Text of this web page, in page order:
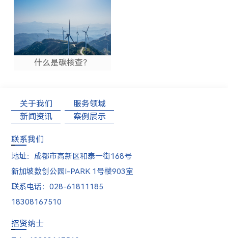
什么是碳核查？
关于我们
服务领域
新闻资讯
案例展示
联系我们
地址：成都市高新区和泰一街168号
新加坡数创公园I-PARK 1号楼903室
联系电话：028-61811185
18308167510
招贤纳士